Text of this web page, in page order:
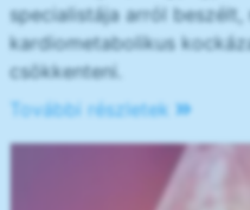
specialistája arról
kardiometabolikus
csökkenteni.
További részletek